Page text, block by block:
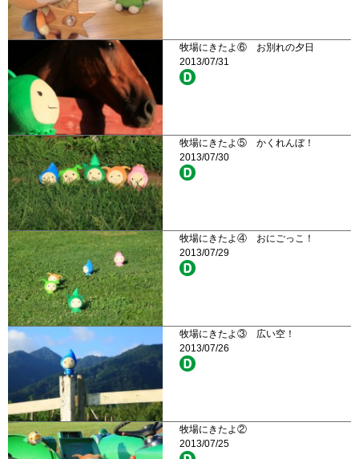
牧場にきたよ⑥ お別れの夕日
2013/07/31
牧場にきたよ⑤ かくれんぼ！
2013/07/30
牧場にきたよ④ おにごっこ！
2013/07/29
牧場にきたよ③ 広い空！
2013/07/26
牧場にきたよ②
2013/07/25